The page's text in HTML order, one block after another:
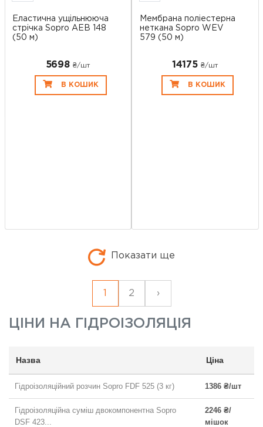
Еластична ущільнююча
стрічка Sopro AEB 148
(50 м)
5698 ₴/шт
В КОШИК
Мембрана поліестерна
неткана Sopro WEV
579 (50 м)
14175 ₴/шт
В КОШИК
Показати ще
1 2 ›
ЦІНИ НА ГІДРОІЗОЛЯЦІЯ
Назва Ціна
Гідроізоляційний розчин Sopro FDF 525 (3 кг) 1386 ₴/шт
Гідроізоляційна суміш двокомпонентна Sopro
DSF 423...
2246 ₴/
мішок